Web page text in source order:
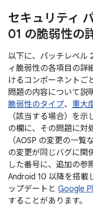
セキュリティ
01 の脆弱性の
以下に、パッチレベル
ィ脆弱性の各項目の詳
けるコンポーネントご
問題の内容について説
脆弱性のタイプ、 重大
（該当する場合）を
の欄に、その問題に対
（AOSP の変更の一
の変更が同じバグに関
した番号に、追加の参
Android 10 以降を搭載
ップデートと Google
することがあります。